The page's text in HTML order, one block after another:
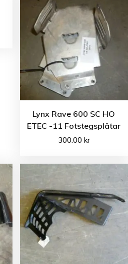
Lynx Rave 600 SC HO
ETEC -11 Fotstegsplåtar
300.00 kr